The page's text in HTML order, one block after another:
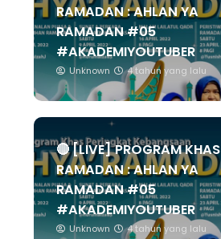
RAMADAN : AHLAN YA
RAMADAN #05
#AKADEMIYOUTUBER
Unknown 4 tahun yang lalu
🔴 [LIVE] PROGRAM KHAS
RAMADAN : AHLAN YA
RAMADAN #05
#AKADEMIYOUTUBER
Unknown 4 tahun yang lalu